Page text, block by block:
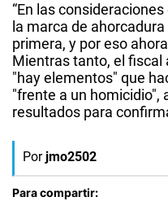
“En las
la marca de
primera, y por eso
Mientras tanto, el fiscal
"hay elementos" que
"frente a un homicidio",
resultados para
Por jmo2502
Para compartir: